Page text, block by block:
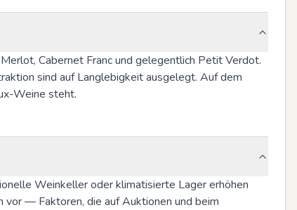
Cabernet Franc und gelegentlich Petit Verdot.
sind auf Langlebigkeit ausgelegt. Auf dem
Weine steht.
Weinkeller oder klimatisierte Lager erhöhen
vor — Faktoren, die auf Auktionen und beim